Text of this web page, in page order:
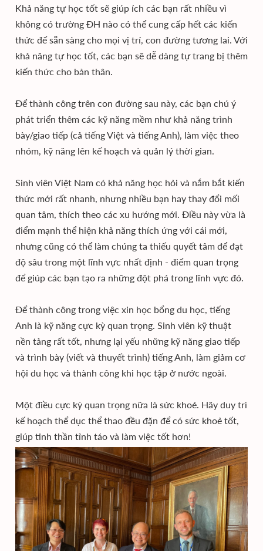
Khả năng tự học tốt sẽ giúp ích các bạn rất nhiều vì
không có trường ĐH nào có thể cung cấp hết các kiến
thức để sẵn sàng cho mọi vị trí, con đường tương lai. Với
khả năng tự học tốt, các bạn sẽ dễ dàng tự trang bị thêm
kiến thức cho bản thân.
Để thành công trên con đường sau này, các bạn chú ý
phát triển thêm các kỹ năng mềm như khả năng trình
bày/giao tiếp (cả tiếng Việt và tiếng Anh), làm việc theo
nhóm, kỹ năng lên kế hoạch và quản lý thời gian.
Sinh viên Việt Nam có khả năng học hỏi và nắm bắt kiến
thức mới rất nhanh, nhưng nhiều bạn hay thay đổi mối
quan tâm, thích theo các xu hướng mới. Điều này vừa là
điểm mạnh thể hiện khả năng thích ứng với cái mới,
nhưng cũng có thể làm chúng ta thiếu quyết tâm để đạt
độ sâu trong một lĩnh vực nhất định - điểm quan trọng
để giúp các bạn tạo ra những đột phá trong lĩnh vực đó.
Để thành công trong việc xin học bổng du học, tiếng
Anh là kỹ năng cực kỳ quan trọng. Sinh viên kỹ thuật
nền tảng rất tốt, nhưng lại yếu những kỹ năng giao tiếp
và trình bày (viết và thuyết trình) tiếng Anh, làm giảm cơ
hội du học và thành công khi học tập ở nước ngoài.
Một điều cực kỳ quan trọng nữa là sức khoẻ. Hãy duy trì
kế hoạch thể dục thể thao đều đặn để có sức khoẻ tốt,
giúp tinh thần tỉnh táo và làm việc tốt hơn!